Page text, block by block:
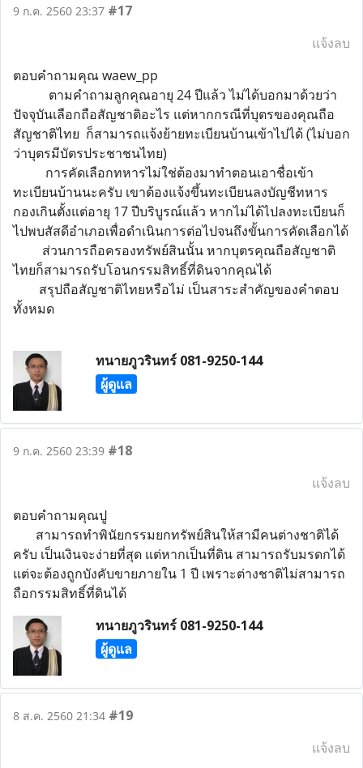
9 ก.ค. 2560 23:37 #17
แจ้งลบ
ตอบคำถามคุณ waew_pp
ตามคำถามลูกคุณอายุ 24 ปีแล้ว ไม่ได้บอกมาด้วยว่า
ปัจจุบันเลือกถือสัญชาติอะไร แต่หากกรณีที่บุตรของคุณถือ
สัญชาติไทย ก็สามารถแจ้งย้ายทะเบียนบ้านเข้าไปได้ (ไม่บอก
ว่าบุตรมีบัตรประชาชนไทย)
การคัดเลือกทหารไม่ใช่ต้องมาทำตอนเอาชื่อเข้า
ทะเบียนบ้านนะครับ เขาต้องแจ้งขึ้นทะเบียนลงบัญชีทหาร
กองเกินตั้งแต่อายุ 17 ปีบริบูรณ์แล้ว หากไม่ได้ไปลงทะเบียนก็
ไปพบสัสดีอำเภอเพื่อดำเนินการต่อไปจนถึงขั้นการคัดเลือกได้
ส่วนการถือครองทรัพย์สินนั้น หากบุตรคุณถือสัญชาติ
ไทยก็สามารถรับโอนกรรมสิทธิ์ที่ดินจากคุณได้
สรุปถือสัญชาติไทยหรือไม่ เป็นสาระสำคัญของคำตอบ
ทั้งหมด
ทนายภูวรินทร์ 081-9250-144
ผู้ดูแล
9 ก.ค. 2560 23:39 #18
แจ้งลบ
ตอบคำถามคุณปู
สามารถทำพินัยกรรมยกทรัพย์สินให้สามีคนต่างชาติได้
ครับ เป็นเงินจะง่ายที่สุด แต่หากเป็นที่ดิน สามารถรับมรดกได้
แต่จะต้องถูกบังคับขายภายใน 1 ปี เพราะต่างชาติไม่สามารถ
ถือกรรมสิทธิ์ที่ดินได้
ทนายภูวรินทร์ 081-9250-144
ผู้ดูแล
8 ส.ค. 2560 21:34 #19
แจ้งลบ